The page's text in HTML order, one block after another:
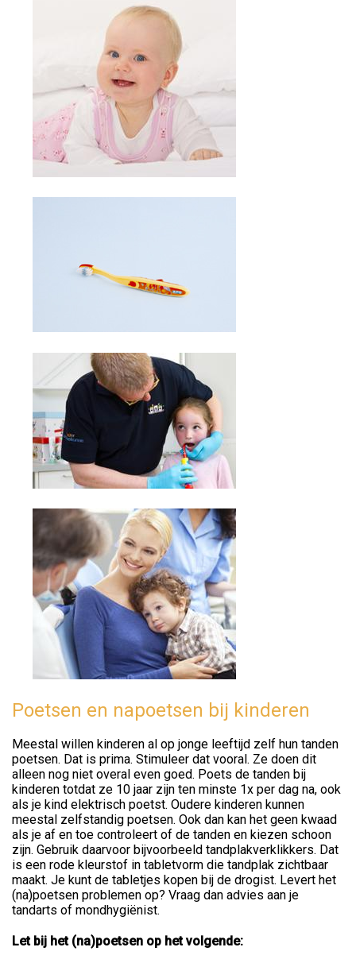
Poetsen en napoetsen bij kinderen
Meestal willen kinderen al op jonge leeftijd zelf hun tanden
poetsen. Dat is prima. Stimuleer dat vooral. Ze doen dit
alleen nog niet overal even goed. Poets de tanden bij
kinderen totdat ze 10 jaar zijn ten minste 1x per dag na, ook
als je kind elektrisch poetst. Oudere kinderen kunnen
meestal zelfstandig poetsen. Ook dan kan het geen kwaad
als je af en toe controleert of de tanden en kiezen schoon
zijn. Gebruik daarvoor bijvoorbeeld tandplakverklikkers. Dat
is een rode kleurstof in tabletvorm die tandplak zichtbaar
maakt. Je kunt de tabletjes kopen bij de drogist. Levert het
(na)poetsen problemen op? Vraag dan advies aan je
tandarts of mondhygiënist.
Let bij het (na)poetsen op het volgende: